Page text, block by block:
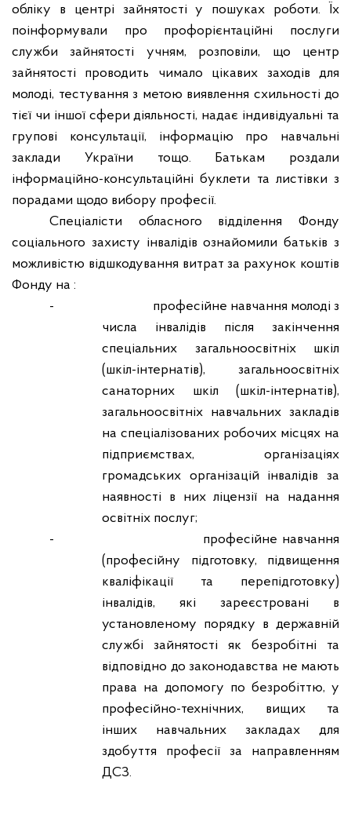
обліку в центрі зайнятості у пошуках роботи. Їх
поінформували про профорієнтаційні послуги
служби зайнятості учням, розповіли, що центр
зайнятості проводить чимало цікавих заходів для
молоді, тестування з метою виявлення схильності до
тієї чи іншої сфери діяльності, надає індивідуальні та
групові консультації, інформацію про навчальні
заклади України тощо. Батькам роздали
інформаційно-консультаційні буклети та листівки з
порадами щодо вибору професії.
Спеціалісти обласного відділення Фонду
соціального захисту інвалідів ознайомили батьків з
можливістю відшкодування витрат за рахунок коштів
Фонду на :
-
професійне навчання молоді з
числа інвалідів після закінчення
спеціальних загальноосвітніх шкіл
(шкіл-інтернатів), загальноосвітніх
санаторних шкіл (шкіл-інтернатів),
загальноосвітніх навчальних закладів
на спеціалізованих робочих місцях на
підприємствах, організаціях
громадських організацій інвалідів за
наявності в них ліцензії на надання
освітніх послуг;
-
професійне навчання
(професійну підготовку, підвищення
кваліфікації та перепідготовку)
інвалідів, які зареєстровані в
установленому порядку в державній
службі зайнятості як безробітні та
відповідно до законодавства не мають
права на допомогу по безробіттю, у
професійно-технічних, вищих та
інших навчальних закладах для
здобуття професії за направленням
ДСЗ.